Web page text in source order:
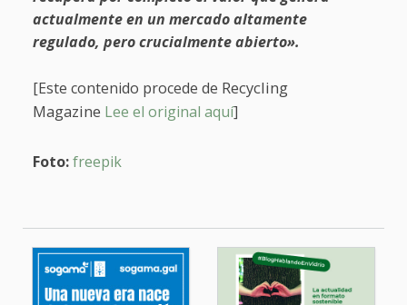
actualmente en un mercado altamente
regulado, pero crucialmente abierto».
[Este contenido procede de Recycling
Magazine Lee el original aquí]
Foto:freepik